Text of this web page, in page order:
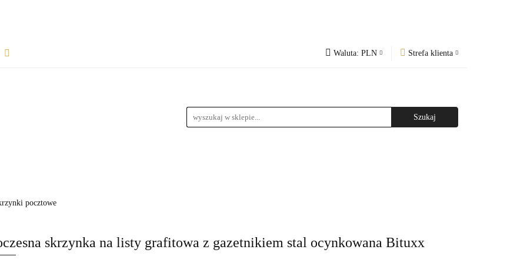
Waluta: PLN Strefa klienta
Dodaj zgłoszenie
Rozpocznij współpracę
pocztowe
skrzynka na listy grafitowa z gazetnikiem stal ocynkowana Bituxx